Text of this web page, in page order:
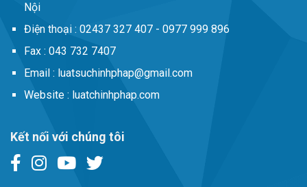
Nội
Điện thoại : 02437 327 407 - 0977 999 896
Fax : 043 732 7407
Email : luatsuchinhphap@gmail.com
Website : luatchinhphap.com
Kết nối với chúng tôi